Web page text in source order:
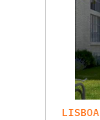
LISBOA